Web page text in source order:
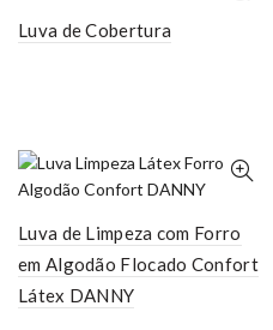
Luva de Cobertura
Luva de Limpeza com Forro
em Algodão Flocado Confort
Látex DANNY